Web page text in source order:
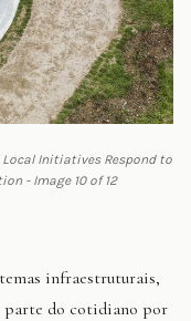
Local Initiatives Respond to
- Image 10 of 12
infraestruturais,
parte do cotidiano por